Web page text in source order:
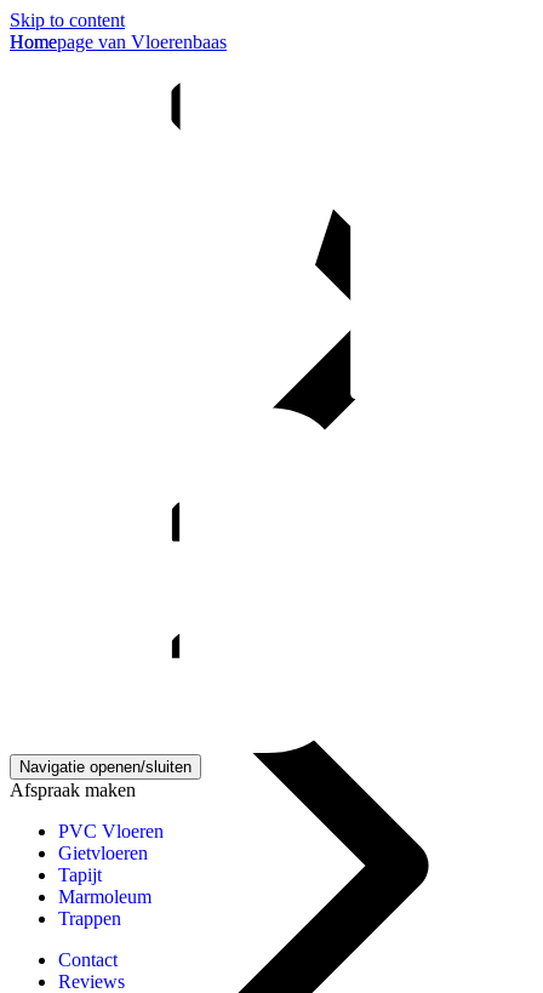
Skip to content
Homepage van Vloerenbaas
Navigatie openen/sluiten
Afspraak maken
PVC Vloeren
Gietvloeren
Tapijt
Marmoleum
Trappen
Contact
Reviews
Home